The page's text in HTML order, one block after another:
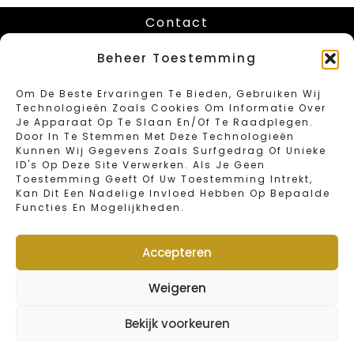
Beheer Toestemming
Om De Beste Ervaringen Te Bieden, Gebruiken Wij
Technologieën Zoals Cookies Om Informatie Over
Je Apparaat Op Te Slaan En/of Te Raadplegen.
Door In Te Stemmen Met Deze Technologieën
Kunnen Wij Gegevens Zoals Surfgedrag Of Unieke
ID's Op Deze Site Verwerken. Als Je Geen
Toestemming Geeft Of Uw Toestemming Intrekt,
Kan Dit Een Nadelige Invloed Hebben Op Bepaalde
Functies En Mogelijkheden.
Accepteren
Weigeren
Bekijk voorkeuren
Contact
Chaussée de Louvain 416
B-1030 Schaerbeek – Bruxelles
Fax: 02/734.46.40
Email: info@sweetbakeryvandender.com
Heures D 'ouverture
Lundi : Fermé
Mardi – Vendredi : 6:00 – 19:00
Dimanche et jours fériés : 6:00 – 15:00
Jour de fermeture annuelle : 1 et 2 janvier
Webshop